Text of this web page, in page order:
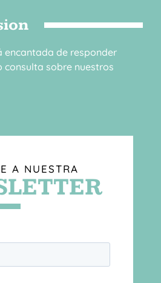
encantada de responder
consulta sobre nuestros
A NUESTRA